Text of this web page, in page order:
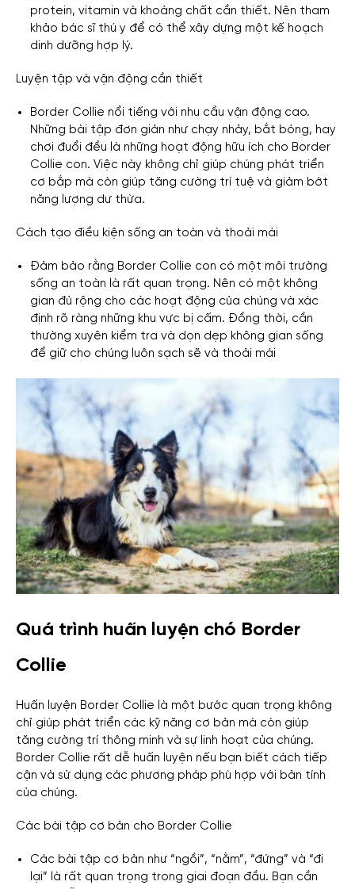
protein, vitamin và khoáng chất cần thiết. Nên tham
khảo bác sĩ thú y để có thể xây dựng một kế hoạch
dinh dưỡng hợp lý.
Luyện tập và vận động cần thiết
Border Collie nổi tiếng với nhu cầu vận động cao.
Những bài tập đơn giản như chạy nhảy, bắt bóng, hay
chơi đuổi đều là những hoạt động hữu ích cho Border
Collie con. Việc này không chỉ giúp chúng phát triển
cơ bắp mà còn giúp tăng cường trí tuệ và giảm bớt
năng lượng dư thừa.
Cách tạo điều kiện sống an toàn và thoải mái
Đảm bảo rằng Border Collie con có một môi trường
sống an toàn là rất quan trọng. Nên có một không
gian đủ rộng cho các hoạt động của chúng và xác
định rõ ràng những khu vực bị cấm. Đồng thời, cần
thường xuyên kiểm tra và dọn dẹp không gian sống
để giữ cho chúng luôn sạch sẽ và thoải mái
Quá trình huấn luyện chó Border
Collie
Huấn luyện Border Collie là một bước quan trọng không
chỉ giúp phát triển các kỹ năng cơ bản mà còn giúp
tăng cường trí thông minh và sự linh hoạt của chúng.
Border Collie rất dễ huấn luyện nếu bạn biết cách tiếp
cận và sử dụng các phương pháp phù hợp với bản tính
của chúng.
Các bài tập cơ bản cho Border Collie
Các bài tập cơ bản như “ngồi”, “nằm”, “đứng” và “đi
lại” là rất quan trọng trong giai đoạn đầu. Bạn cần